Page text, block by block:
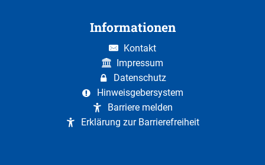
Informationen
Kontakt
Impressum
Datenschutz
Hinweisgebersystem
Barriere melden
Erklärung zur Barrierefreiheit